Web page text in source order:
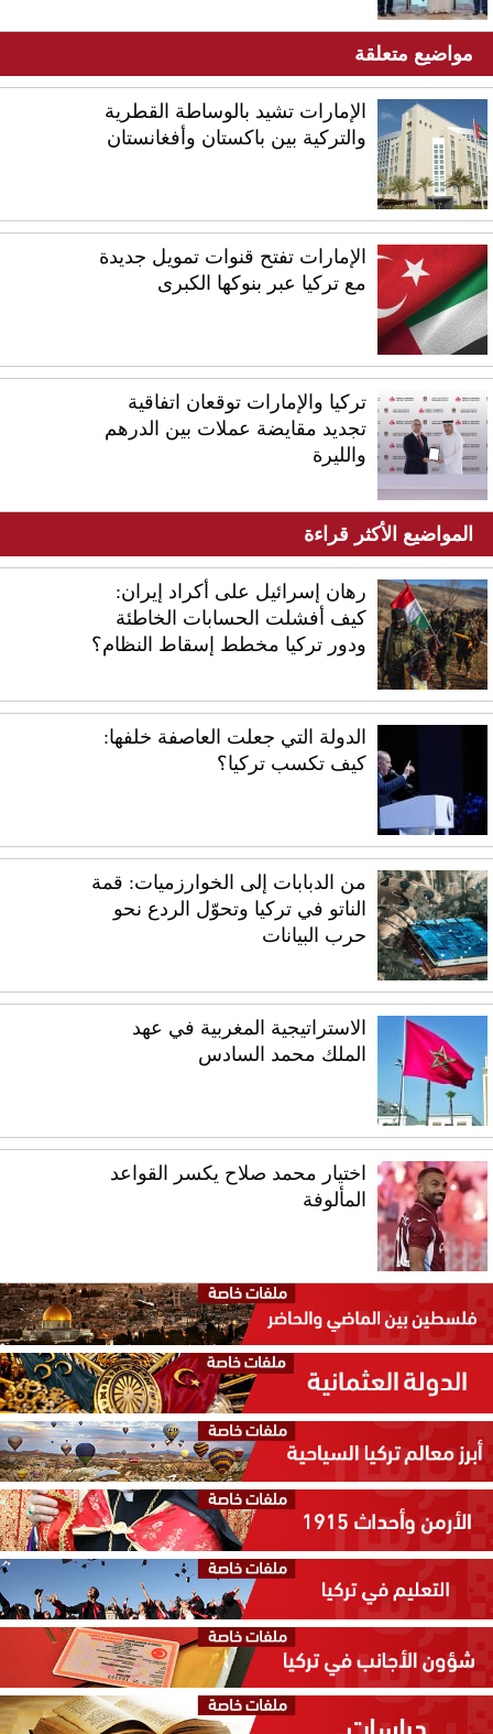
مواضيع متعلقة
الإمارات تشيد بالوساطة القطرية
والتركية بين باكستان وأفغانستان
الإمارات تفتح قنوات تمويل جديدة
مع تركيا عبر بنوكها الكبرى
تركيا والإمارات توقعان اتفاقية
تجديد مقايضة عملات بين الدرهم
والليرة
المواضيع الأكثر قراءة
رهان إسرائيل على أكراد إيران:
كيف أفشلت الحسابات الخاطئة
ودور تركيا مخطط إسقاط النظام؟
الدولة التي جعلت العاصفة خلفها:
كيف تكسب تركيا؟
من الدبابات إلى الخوارزميات: قمة
الناتو في تركيا وتحوّل الردع نحو
حرب البيانات
الاستراتيجية المغربية في عهد
الملك محمد السادس
اختيار محمد صلاح يكسر القواعد
المألوفة